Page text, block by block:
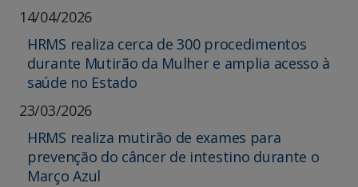
14/04/2026
HRMS realiza cerca de 300 procedimentos
durante Mutirão da Mulher e amplia acesso à
saúde no Estado
23/03/2026
HRMS realiza mutirão de exames para
prevenção do câncer de intestino durante o
Março Azul